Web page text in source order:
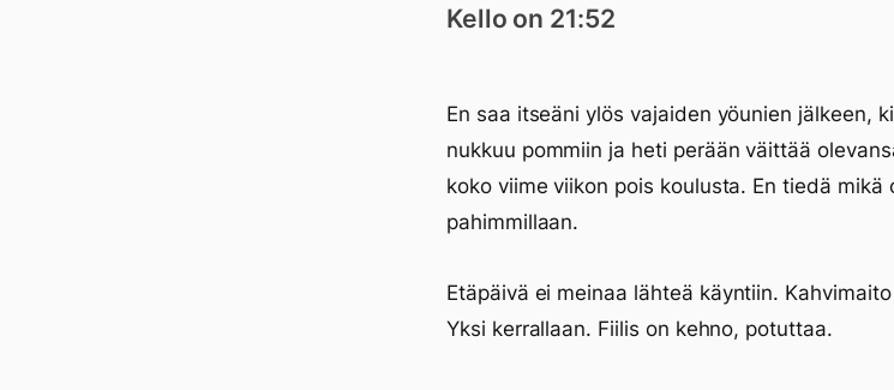
Kello on 21:52
En saa itseäni ylös vajaiden yöunien jälkeen,
nukkuu pommiin ja heti perään väittää
koko viime viikon pois koulusta. En tiedä mikä
pahimmillaan.
Etäpäivä ei meinaa lähteä käyntiin.
Yksi kerrallaan. Fiilis on kehno, potuttaa.